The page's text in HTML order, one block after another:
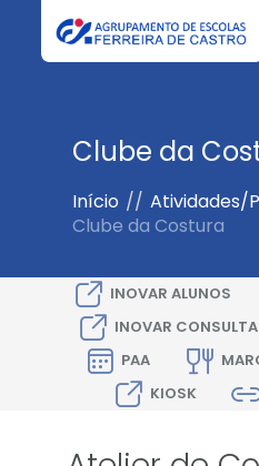
Clube da
Início // Atividades/
Clube da Costura
INOVAR ALUNOS
INOVAR CONSULTA
PAA
KIOSK